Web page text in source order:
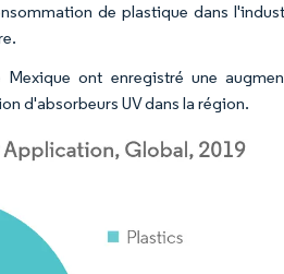
de plastique dans
ont enregistré une
d'absorbeurs UV dans la région.